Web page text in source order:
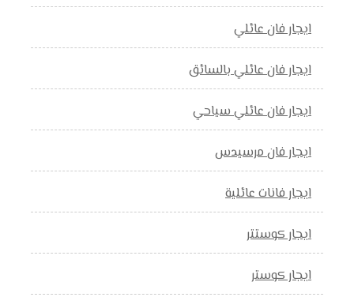
ايجار فان عائلي
ايجار فان عائلي بالسائق
ايجار فان عائلي سياحي
ايجار فان مرسيدس
ايجار فانات عائلية
ايجار كوستتر
ايجار كوستر